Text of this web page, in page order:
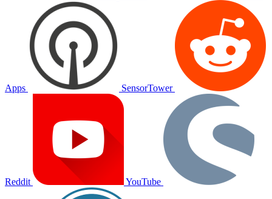
Apps SensorTower
Reddit YouTube